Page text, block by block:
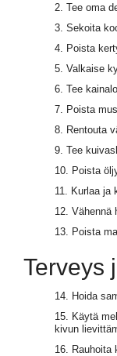
2. Tee oma
3. Sekoita
4. Poista
5. Valkaise
6. Tee
7. Poista
8. Rentouta
9. Tee
10. Poista
11. Kurlaa ja
12. Vähennä
13. Poista
Terveys
14. Hoida
15. Käytä
kivun
16. Rauhoita